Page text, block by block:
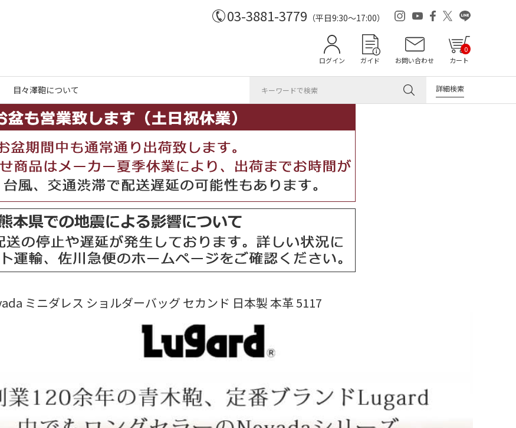
03-3881-3779 （平日9:30～17:00）
ログイン ガイド お問い合わせ カート
0
目々澤鞄について 詳細検索
ミニダレス ショルダーバッグ セカンド 日本製 本革 5117